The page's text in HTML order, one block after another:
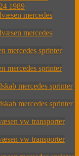
1989
mercedes
mercedes
mercedes sprinter
mercedes sprinter
mercedes sprinter
mercedes sprinter
vw transporter
vw transporter